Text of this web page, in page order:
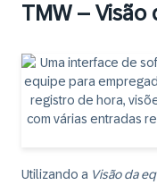
TMW –
Utilizando a Visão da